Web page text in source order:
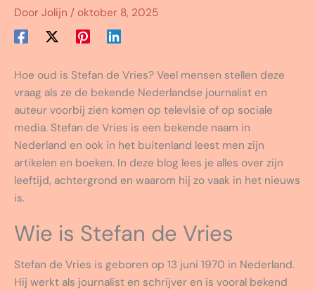
Door Jolijn / oktober 8, 2025
Hoe oud is Stefan de Vries? Veel mensen stellen deze
vraag als ze de bekende Nederlandse journalist en
auteur voorbij zien komen op televisie of op sociale
media. Stefan de Vries is een bekende naam in
Nederland en ook in het buitenland leest men zijn
artikelen en boeken. In deze blog lees je alles over zijn
leeftijd, achtergrond en waarom hij zo vaak in het nieuws
is.
Wie is Stefan de Vries
Stefan de Vries is geboren op 13 juni 1970 in Nederland.
Hij werkt als journalist en schrijver en is vooral bekend